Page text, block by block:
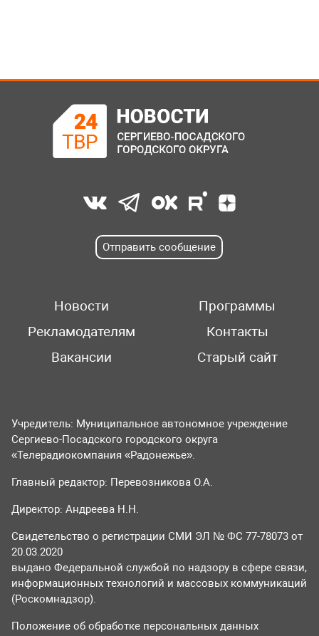
Отправить сообщение
Новости
Программы
Рекламодателям
Контакты
Вакансии
Старый сайт
Учредитель: Муниципальное автономное учреждение
Сергиево-Посадского городского округа
«Телерадиокомпания «Радонежье».
Главный редактор: Перевозникова О.А.
Директор: Андреева Н.Н.
Свидетельство о регистрации СМИ ЭЛ № ФС 77-78073 от
20.03.2020
выдано Федеральной службой по надзору в сфере связи,
информационных технологий и массовых коммуникаций
(Роскомнадзор).
Положение об обработке персональных данных